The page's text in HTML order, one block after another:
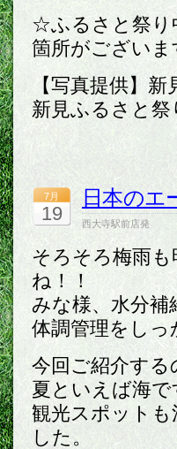
☆ふるさと祭り
箇所がござい
【写真提供】
新見ふるさと祭
7月
19
日本のエ
西大寺駅前店発
そろそろ梅雨
ね！！
みな様、水分
体調管理をし
今回ご紹介す
夏といえば海
観光スポット
した。